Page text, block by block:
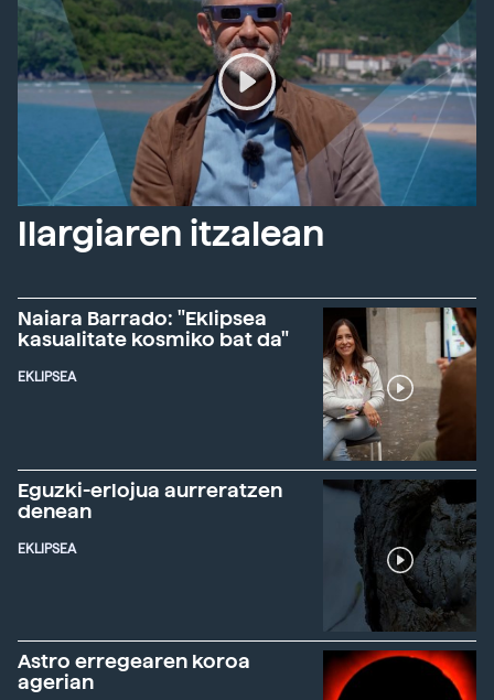
Ilargiaren itzalean
Naiara Barrado: "Eklipsea
kasualitate kosmiko bat da"
EKLIPSEA
Eguzki-erlojua aurreratzen
denean
EKLIPSEA
Astro erregearen koroa
agerian